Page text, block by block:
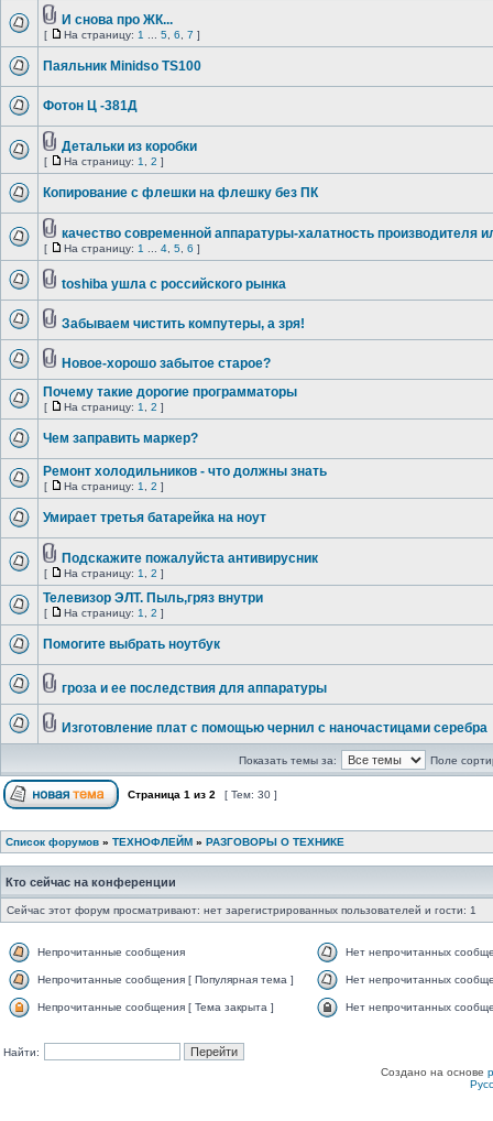
И снова про ЖК...
[ На страницу: 1 5 6 7 ]
Паяльник Minidso TS100
Фотон Ц -381Д
Детальки из коробки
[ На страницу: 1 2 ]
Копирование с флешки на флешку без ПК
качество современной аппаратуры-халатность производителя
[ На страницу: 1 4 5 6 ]
toshiba ушла с российского рынка
Забываем чистить компутеры, а зря!
Новое-хорошо забытое старое?
Почему такие дорогие программаторы
[ На страницу: 1 2 ]
Чем заправить маркер?
Ремонт холодильников - что должны знать
[ На страницу: 1 2 ]
Умирает третья батарейка на ноут
Подскажите пожалуйста антивирусник
[ На страницу: 1 2 ]
Телевизор ЭЛТ. Пыль,гряз внутри
[ На страницу: 1 2 ]
Помогите выбрать ноутбук
гроза и ее последствия для аппаратуры
Изготовление плат с помощью чернил с наночастицами серебра
Показать темы за: Поле
Страница 1 из 2 [ Тем: 30 ]
Список форумов » ТЕХНОФЛЕЙМ » РАЗГОВОРЫ О ТЕХНИКЕ
Кто сейчас на конференции
Сейчас этот форум просматривают: нет зарегистрированных пользователей и гости: 1
Непрочитанные сообщения Нет непрочитанных
Непрочитанные сообщения [ Популярная тема ] Нет непрочитанных
Непрочитанные сообщения [ Тема закрыта ] Нет непрочитанных
Найти:
Создано на основе